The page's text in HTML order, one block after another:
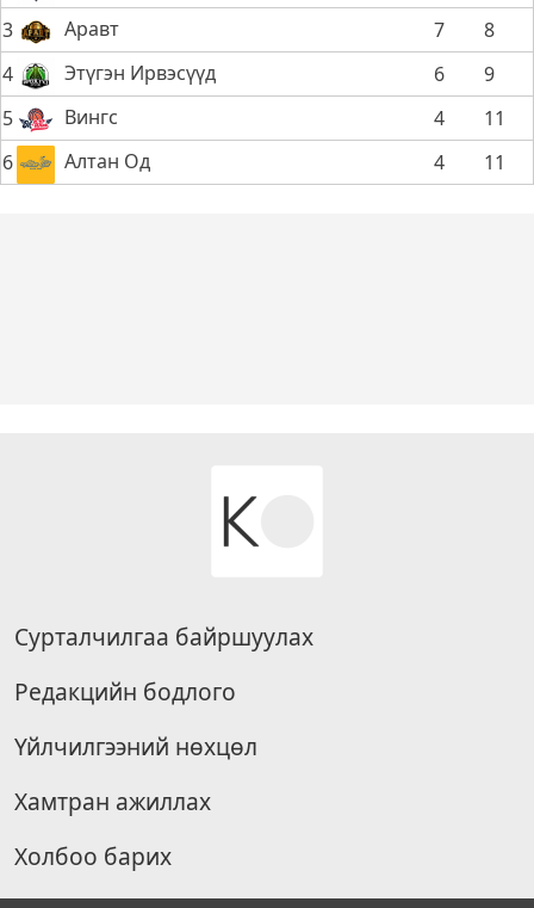
3
Аравт 7
8
4
Этүгэн Ирвэсүүд 6
9
5
Вингс 4
11
6
Алтан Од 4 11
Сурталчилгаа байршуулах
Редакцийн бодлого
Үйлчилгээний нөхцөл
Хамтран ажиллах
Холбоо барих